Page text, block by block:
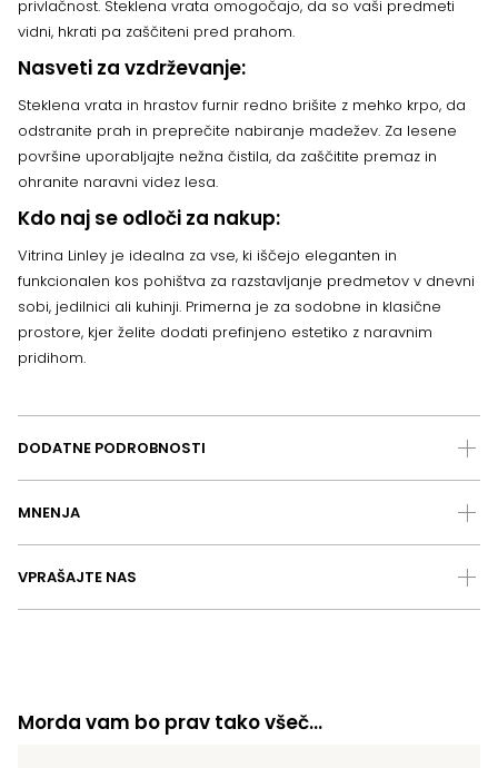
privlačnost. Steklena vrata omogočajo, da so vaši predmeti
vidni, hkrati pa zaščiteni pred prahom.
Nasveti za vzdrževanje:
Steklena vrata in hrastov furnir redno brišite z mehko krpo, da
odstranite prah in preprečite nabiranje madežev. Za lesene
površine uporabljajte nežna čistila, da zaščitite premaz in
ohranite naravni videz lesa.
Kdo naj se odloči za nakup:
Vitrina Linley je idealna za vse, ki iščejo eleganten in
funkcionalen kos pohištva za razstavljanje predmetov v dnevni
sobi, jedilnici ali kuhinji. Primerna je za sodobne in klasične
prostore, kjer želite dodati prefinjeno estetiko z naravnim
pridihom.
DODATNE PODROBNOSTI
MNENJA
VPRAŠAJTE NAS
Morda vam bo prav tako všeč…